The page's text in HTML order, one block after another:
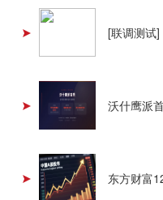
[联调测试
沃什鹰派
东方财富